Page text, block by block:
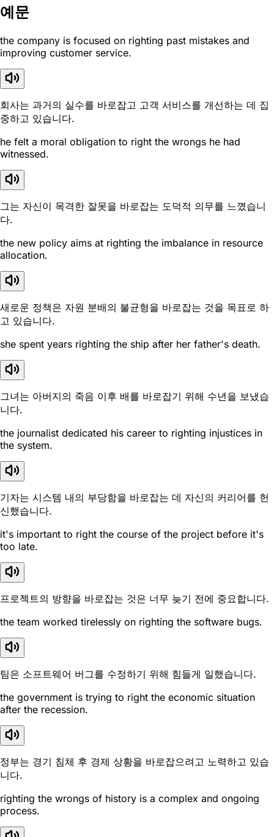
예문
the company is focused on righting past mistakes and
improving customer service.
회사는 과거의 실수를 바로잡고 고객 서비스를 개선하는 데 집
중하고 있습니다.
he felt a moral obligation to right the wrongs he had
witnessed.
그는 자신이 목격한 잘못을 바로잡는 도덕적 의무를 느꼈습니
다.
the new policy aims at righting the imbalance in resource
allocation.
새로운 정책은 자원 분배의 불균형을 바로잡는 것을 목표로 하
고 있습니다.
she spent years righting the ship after her father's death.
그녀는 아버지의 죽음 이후 배를 바로잡기 위해 수년을 보냈습
니다.
the journalist dedicated his career to righting injustices in
the system.
기자는 시스템 내의 부당함을 바로잡는 데 자신의 커리어를 헌
신했습니다.
it's important to right the course of the project before it's
too late.
프로젝트의 방향을 바로잡는 것은 너무 늦기 전에 중요합니다.
the team worked tirelessly on righting the software bugs.
팀은 소프트웨어 버그를 수정하기 위해 힘들게 일했습니다.
the government is trying to right the economic situation
after the recession.
정부는 경기 침체 후 경제 상황을 바로잡으려고 노력하고 있습
니다.
righting the wrongs of history is a complex and ongoing
process.